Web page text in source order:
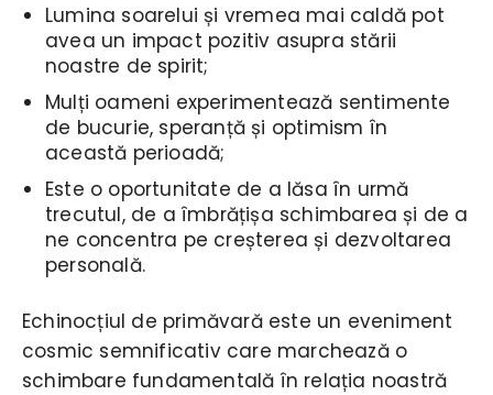
Lumina soarelui și vremea mai caldă pot
avea un impact pozitiv asupra stării
noastre de spirit;
Mulți oameni experimentează sentimente
de bucurie, speranță și optimism în
această perioadă;
Este o oportunitate de a lăsa în urmă
trecutul, de a îmbrățișa schimbarea și de a
ne concentra pe creșterea și dezvoltarea
personală.
Echinocțiul de primăvară este un eveniment
cosmic semnificativ care marchează o
schimbare fundamentală în relația noastră